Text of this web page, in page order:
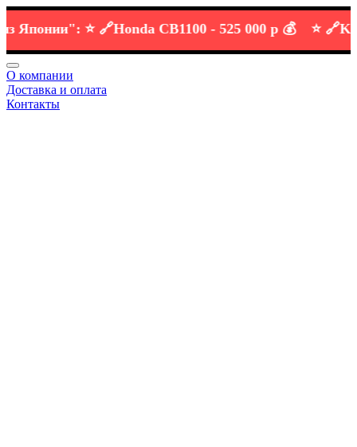
⭐️ 🔗 Honda CB1100 -525 000 р 💰 ⭐️ 🔗 KTM
О компании
Доставка и оплата
Контакты